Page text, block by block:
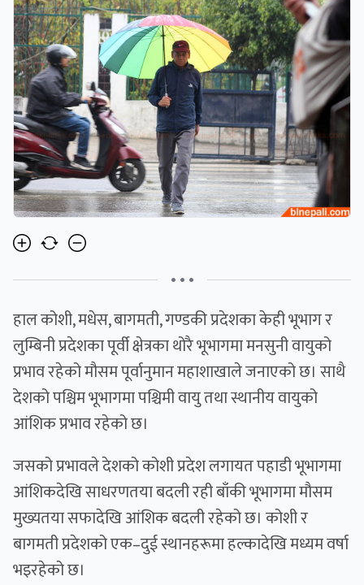
• • •
हाल कोशी, मधेस, बागमती, गण्डकी प्रदेशका केही भूभाग र
लुम्बिनी प्रदेशका पूर्वी क्षेत्रका थोरै भूभागमा मनसुनी वायुको
प्रभाव रहेको मौसम पूर्वानुमान महाशाखाले जनाएको छ। साथै
देशको पश्चिम भूभागमा पश्चिमी वायु तथा स्थानीय वायुको
आंशिक प्रभाव रहेको छ।
जसको प्रभावले देशको कोशी प्रदेश लगायत पहाडी भूभागमा
आंशिकदेखि साधरणतया बदली रही बाँकी भूभागमा मौसम
मुख्यतया सफादेखि आंशिक बदली रहेको छ। कोशी र
बागमती प्रदेशको एक–दुई स्थानहरूमा हल्कादेखि मध्यम वर्षा
भइरहेको छ।